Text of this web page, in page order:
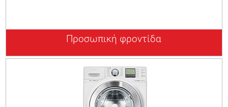
Προσωπική φροντίδα